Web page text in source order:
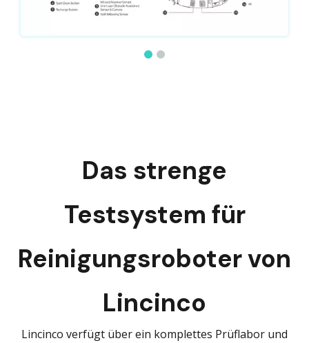
Das strenge
Testsystem für
Reinigungsroboter von
Lincinco
Lincinco verfügt über ein komplettes Prüflabor und